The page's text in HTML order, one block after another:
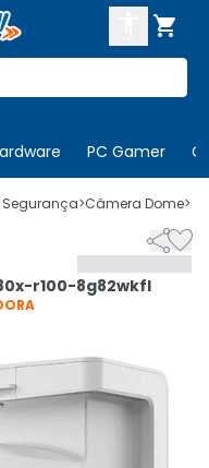

PC Gamer
>Câmera Dome>

r100-8g82wkfl